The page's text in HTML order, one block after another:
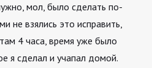
мол, было сделать по-
не взялись это исправить,
4 часа, время уже было
я сделал и учапал домой.